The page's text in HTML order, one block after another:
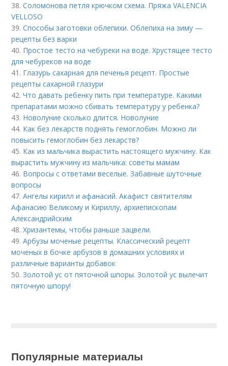
38.Соломонова петля крючком схема. Пряжа VALENCIA
VELLOSO
39.Способы заготовки облепихи. Облепиха на зиму —
рецепты без варки
40. Простое тесто на чебуреки на воде. Хрустящее тесто
для чебуреков на воде
41. Глазурь сахарная для печенья рецепт. Простые
рецепты сахарной глазури
42.Что давать ребенку пить при температуре. Какими
препаратами можно сбивать температуру у ребенка?
43. Новолуние сколько длится. Новолуние
44. Как без лекарств поднять гемоглобин. Можно ли
повысить гемоглобин без лекарств?
45. Как из мальчика вырастить настоящего мужчину. Как
вырастить мужчину из мальчика: советы мамам
46. Вопросы с ответами веселые. Забавные шуточные
вопросы
47.Ангелы кирилл и афанасий. Акафист святителям
Афанасию Великому и Кириллу, архиепископам
Александрийским
48.Хризантемы, чтобы раньше зацвели.
49.Арбузы моченые рецепты. Классический рецепт
моченых в бочке арбузов в домашних условиях и
различные варианты добавок
50.Золотой ус от пяточной шпоры. Золотой ус вылечит
пяточную шпору!
Популярные материалы